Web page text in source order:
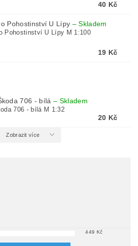
40 Kč
Pohostinství U Lípy –Skladem
Pohostinství U Lípy M 1:100
19 Kč
706 - bílá – Skladem
706 - bílá M 1:32
20 Kč
Zobrazit více
449 Kč